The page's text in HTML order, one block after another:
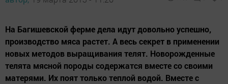
На Багишевской ферме дела идут довольно успешно,
производство мяса растет. А весь секрет в применении
новых методов выращивания телят. Новорожденные
телята мясной породы содержатся вместе со своими
матерями. Их поят только теплой водой. Вместе с